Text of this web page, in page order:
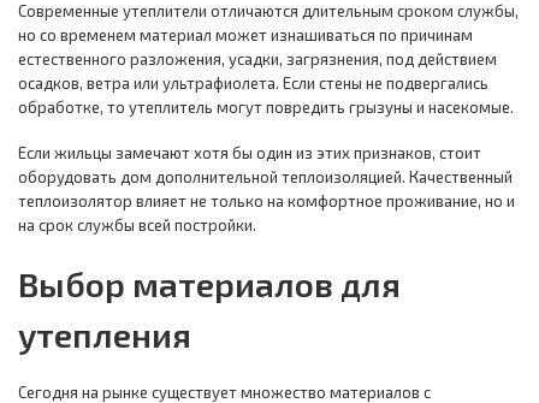
Современные утеплители отличаются длительным сроком службы,
но со временем материал может изнашиваться по причинам
естественного разложения, усадки, загрязнения, под действием
осадков, ветра или ультрафиолета. Если стены не подвергались
обработке, то утеплитель могут повредить грызуны и насекомые.
Если жильцы замечают хотя бы один из этих признаков, стоит
оборудовать дом дополнительной теплоизоляцией. Качественный
теплоизолятор влияет не только на комфортное проживание, но и
на срок службы всей постройки.
Выбор материалов для
утепления
Сегодня на рынке существует множество материалов с